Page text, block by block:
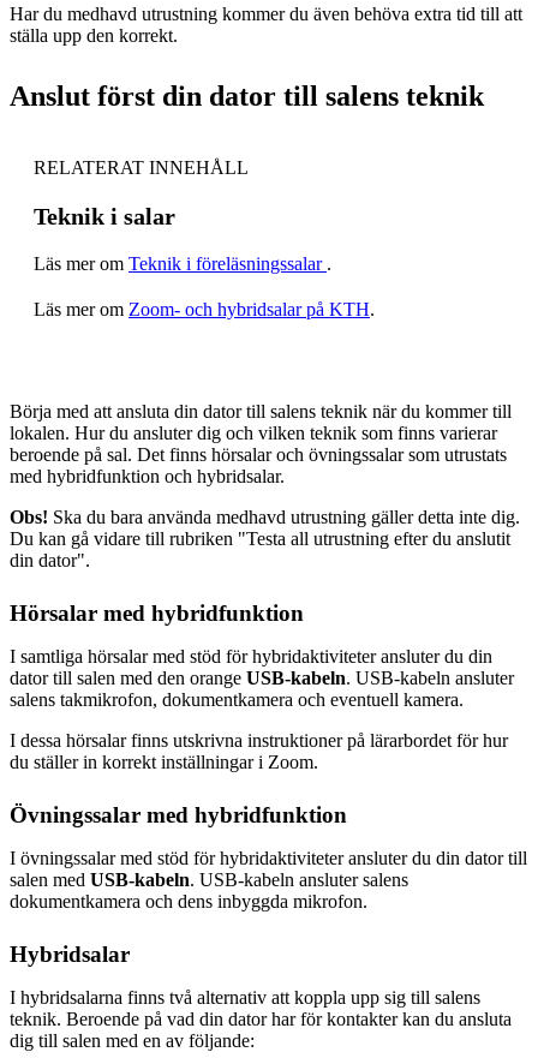
Har du medhavd utrustning kommer du även behöva extra tid till att
ställa upp den korrekt.
Anslut först din dator till salens teknik
RELATERAT INNEHÅLL
Teknik i salar
Läs mer om Teknik i föreläsningssalar .
Läs mer om Zoom- och hybridsalar på KTH.
Börja med att ansluta din dator till salens teknik när du kommer till
lokalen. Hur du ansluter dig och vilken teknik som finns varierar
beroende på sal. Det finns hörsalar och övningssalar som utrustats
med hybridfunktion och hybridsalar.
Obs! Ska du bara använda medhavd utrustning gäller detta inte dig.
Du kan gå vidare till rubriken "Testa all utrustning efter du anslutit
din dator".
Hörsalar med hybridfunktion
I samtliga hörsalar med stöd för hybridaktiviteter ansluter du din
dator till salen med den orange USB-kabeln. USB-kabeln ansluter
salens takmikrofon, dokumentkamera och eventuell kamera.
I dessa hörsalar finns utskrivna instruktioner på lärarbordet för hur
du ställer in korrekt inställningar i Zoom.
Övningssalar med hybridfunktion
I övningssalar med stöd för hybridaktiviteter ansluter du din dator till
salen med USB-kabeln. USB-kabeln ansluter salens
dokumentkamera och dens inbyggda mikrofon.
Hybridsalar
I hybridsalarna finns två alternativ att koppla upp sig till salens
teknik. Beroende på vad din dator har för kontakter kan du ansluta
dig till salen med en av följande: